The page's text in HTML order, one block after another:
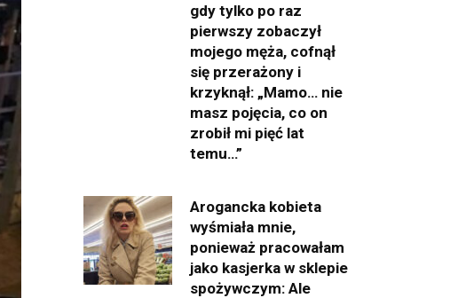
gdy tylko po raz
pierwszy zobaczył
mojego męża, cofnął
się przerażony i
krzyknął: „Mamo… nie
masz pojęcia, co on
zrobił mi pięć lat
temu…”
Arogancka kobieta
wyśmiała mnie,
ponieważ pracowałam
jako kasjerka w sklepie
spożywczym: Ale